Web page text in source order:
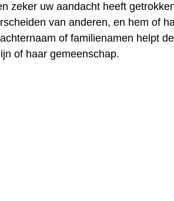
zeker uw aandacht heeft
van anderen, en hem of
of familienamen helpt
of haar gemeenschap.